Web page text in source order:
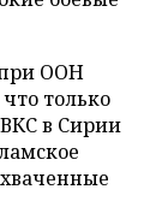
при ООН
только
в Сирии